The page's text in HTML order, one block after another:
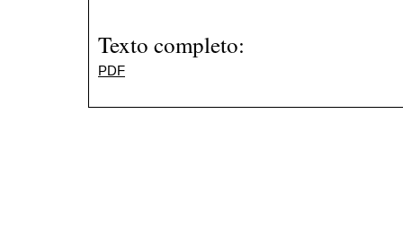
Texto completo:
PDF